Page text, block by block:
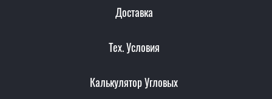
Доставка
Тех. Условия
Калькулятор Угловых